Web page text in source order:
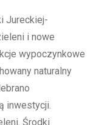
Jureckiej-
i nowe
wypoczynkowe
naturalny
inwestycji.
Środki